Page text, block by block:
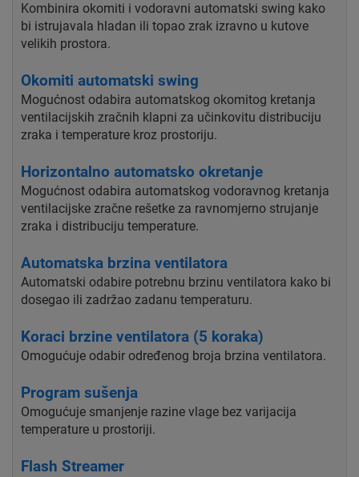
Kombinira okomiti i vodoravni automatski swing kako
bi istrujavala hladan ili topao zrak izravno u kutove
velikih prostora.
Okomiti automatski swing
Mogućnost odabira automatskog okomitog kretanja
ventilacijskih zračnih klapni za učinkovitu distribuciju
zraka i temperature kroz prostoriju.
Horizontalno automatsko okretanje
Mogućnost odabira automatskog vodoravnog kretanja
ventilacijske zračne rešetke za ravnomjerno strujanje
zraka i distribuciju temperature.
Automatska brzina ventilatora
Automatski odabire potrebnu brzinu ventilatora kako bi
dosegao ili zadržao zadanu temperaturu.
Koraci brzine ventilatora (5 koraka)
Omogućuje odabir određenog broja brzina ventilatora.
Program sušenja
Omogućuje smanjenje razine vlage bez varijacija
temperature u prostoriji.
Flash Streamer